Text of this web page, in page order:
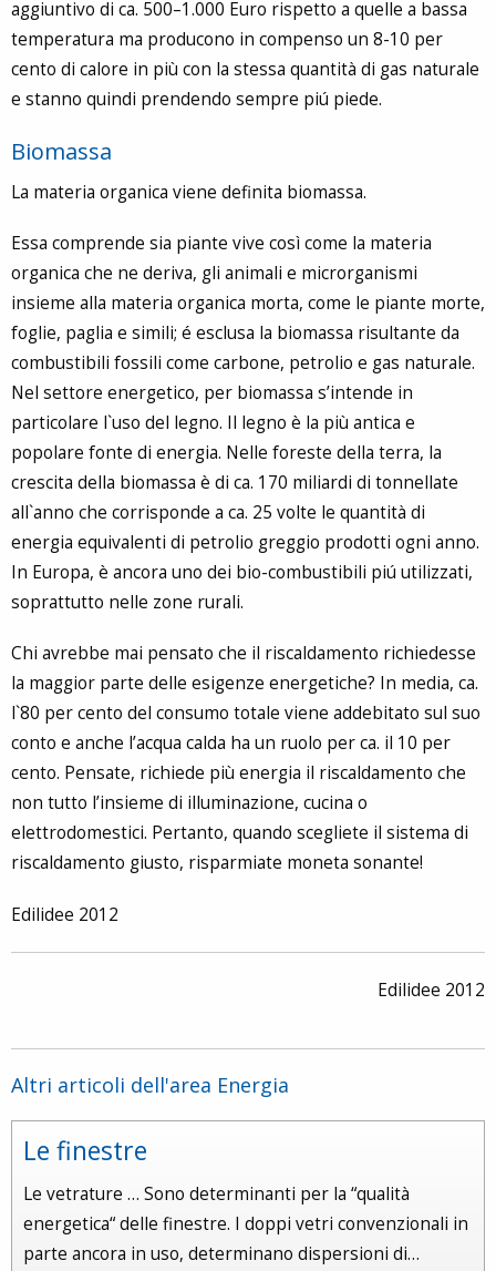
aggiuntivo di ca. 500–1.000 Euro rispetto a quelle a bassa
temperatura ma producono in compenso un 8-10 per
cento di calore in più con la stessa quantità di gas naturale
e stanno quindi prendendo sempre piú piede.
Biomassa
La materia organica viene definita biomassa.
Essa comprende sia piante vive così come la materia
organica che ne deriva, gli animali e microrganismi
insieme alla materia organica morta, come le piante morte,
foglie, paglia e simili; é esclusa la biomassa risultante da
combustibili fossili come carbone, petrolio e gas naturale.
Nel settore energetico, per biomassa s’intende in
particolare l`uso del legno. Il legno è la più antica e
popolare fonte di energia. Nelle foreste della terra, la
crescita della biomassa è di ca. 170 miliardi di tonnellate
all`anno che corrisponde a ca. 25 volte le quantità di
energia equivalenti di petrolio greggio prodotti ogni anno.
In Europa, è ancora uno dei bio-combustibili piú utilizzati,
soprattutto nelle zone rurali.
Chi avrebbe mai pensato che il riscaldamento richiedesse
la maggior parte delle esigenze energetiche? In media, ca.
l`80 per cento del consumo totale viene addebitato sul suo
conto e anche l’acqua calda ha un ruolo per ca. il 10 per
cento. Pensate, richiede più energia il riscaldamento che
non tutto l’insieme di illuminazione, cucina o
elettrodomestici. Pertanto, quando scegliete il sistema di
riscaldamento giusto, risparmiate moneta sonante!
Edilidee 2012
Edilidee 2012
Altri articoli dell'area Energia
Le finestre
Le vetrature … Sono determinanti per la “qualità
energetica“ delle finestre. I doppi vetri convenzionali in
parte ancora in uso, determinano dispersioni di…